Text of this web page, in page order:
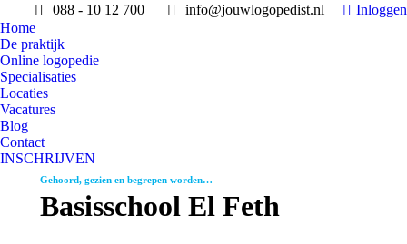
088 - 10 12 700 info@jouwlogopedist.nl
Inloggen
Home
De praktijk
Online logopedie
Specialisaties
Locaties
Vacatures
Blog
Contact
INSCHRIJVEN
Gehoord, gezien en begrepen worden…
Basisschool El Feth